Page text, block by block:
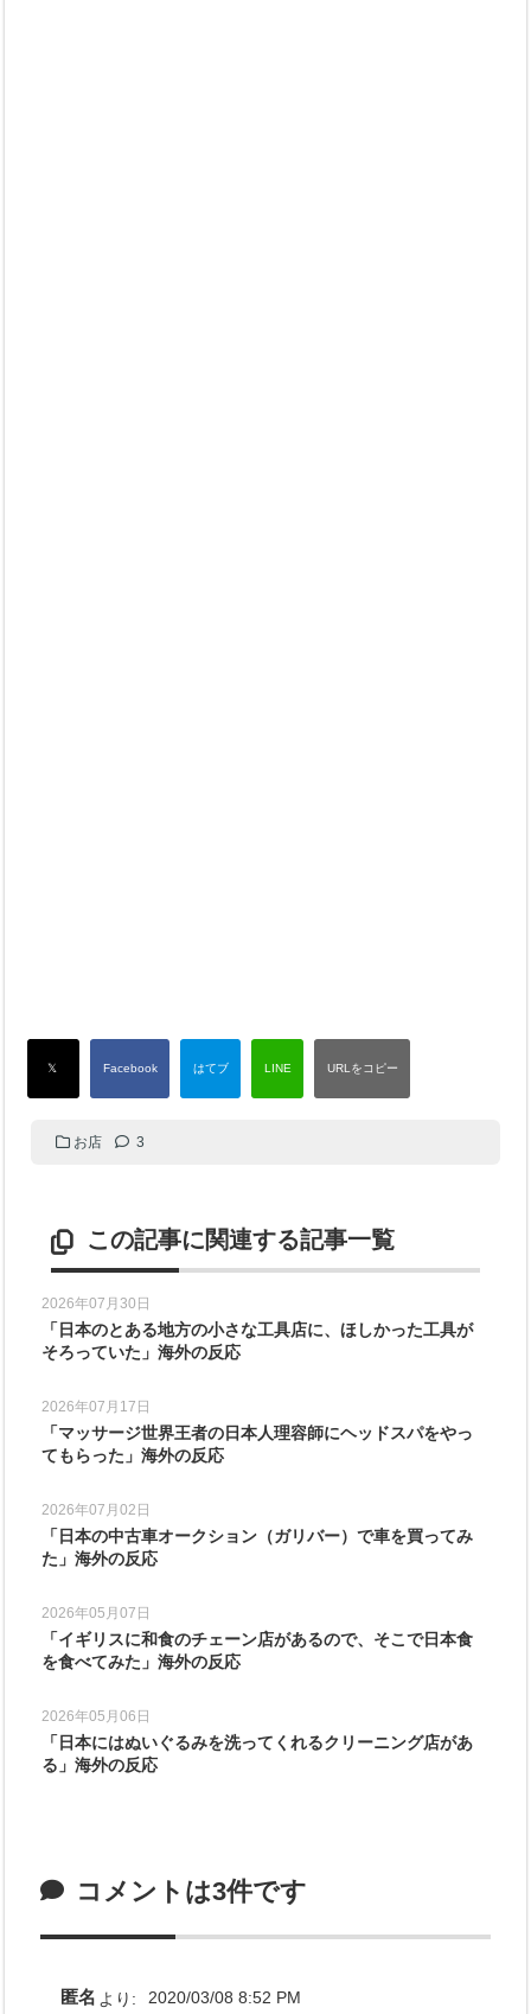
お店 3
この記事に関連する記事一覧
2026年07月30日
「日本のとある地方の小さな工具店に、ほしかった工具が
そろっていた」海外の反応
2026年07月17日
「マッサージ世界王者の日本人理容師にヘッドスパをやっ
てもらった」海外の反応
2026年07月02日
「日本の中古車オークション（ガリバー）で車を買ってみ
た」海外の反応
2026年05月07日
「イギリスに和食のチェーン店があるので、そこで日本食
を食べてみた」海外の反応
2026年05月06日
「日本にはぬいぐるみを洗ってくれるクリーニング店があ
る」海外の反応
コメントは3件です
匿名 より: 2020/03/08 8:52 PM